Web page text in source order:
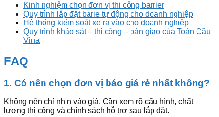
Kinh nghiệm chọn đơn vị thi công barrier
Quy trình lắp đặt barie tự động cho doanh nghiệp
Hệ thống kiểm soát xe ra vào cho doanh nghiệp
Quy trình khảo sát – thi công – bàn giao của Toàn Cầu
Vina
FAQ
1. Có nên chọn đơn vị báo giá rẻ nhất không?
Không nên chỉ nhìn vào giá. Cần xem rõ cấu hình, chất
lượng thi công và chính sách hỗ trợ sau lắp đặt.